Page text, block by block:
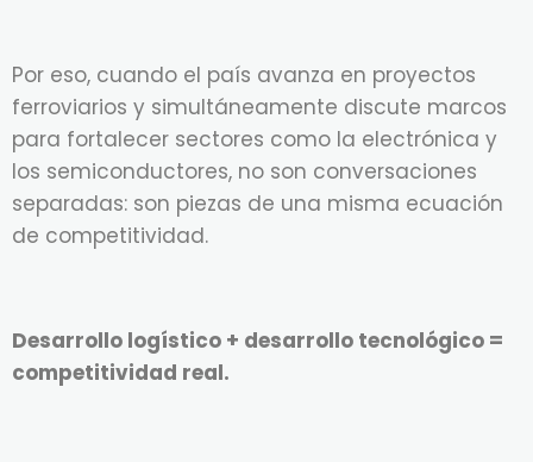
Por eso, cuando el país avanza en proyectos
ferroviarios y simultáneamente discute marcos
para fortalecer sectores como la electrónica y
los semiconductores, no son conversaciones
separadas: son piezas de una misma ecuación
de competitividad.
Desarrollo logístico + desarrollo tecnológico =
competitividad real.